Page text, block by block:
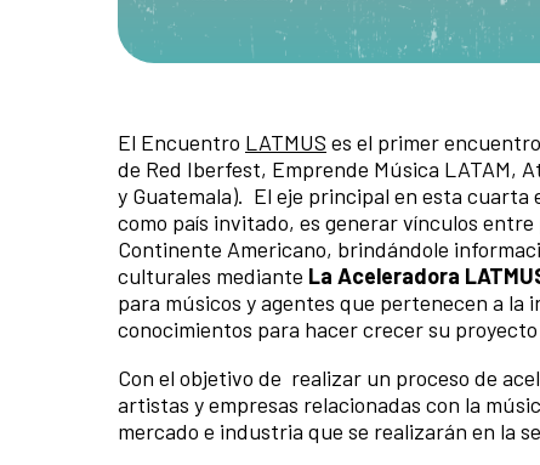
El Encuentro LATMUS es el primer
de Red Iberfest, Emprende Música LATAM,
y Guatemala). El eje principal en esta cuarta
como país invitado, es generar vínculos
Continente Americano, brindándole
culturales mediante La Aceleradora
para músicos y agentes que pertenecen a
conocimientos para hacer crecer su
Con el objetivo de realizar un proceso de
artistas y empresas relacionadas con la
mercado e industria que se realizarán en la